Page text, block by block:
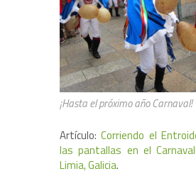
¡Hasta el próximo año
Artículo:Corriendo el
las pantallas en el
Limia, Galicia.